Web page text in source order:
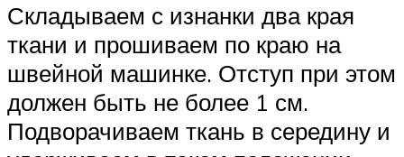
Складываем с изнанки два края
ткани и прошиваем по краю на
швейной машинке. Отступ при этом
должен быть не более 1 см.
Подворачиваем ткань в середину и